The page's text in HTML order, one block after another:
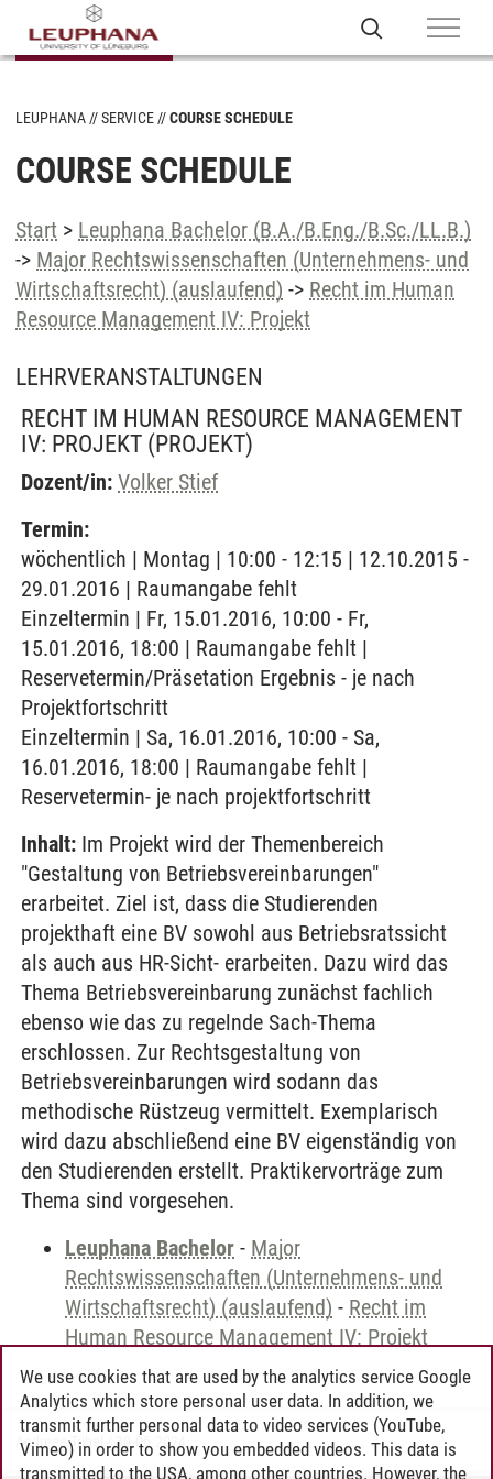
LEUPHANA SERVICE COURSE SCHEDULE
COURSE SCHEDULE
Start > Leuphana Bachelor (B.A./B.Eng./B.Sc./LL.B.)
-> Major Rechtswissenschaften (Unternehmens- und
Wirtschaftsrecht) (auslaufend) -> Recht im Human
Resource Management IV: Projekt
LEHRVERANSTALTUNGEN
RECHT IM HUMAN RESOURCE MANAGEMENT
IV: PROJEKT (PROJEKT)
Dozent/in: Volker Stief
Termin:
wöchentlich | Montag | 10:00 - 12:15 | 12.10.2015 -
29.01.2016 | Raumangabe fehlt
Einzeltermin | Fr, 15.01.2016, 10:00 - Fr,
15.01.2016, 18:00 | Raumangabe fehlt |
Reservetermin/Präsetation Ergebnis - je nach
Projektfortschritt
Einzeltermin | Sa, 16.01.2016, 10:00 - Sa,
16.01.2016, 18:00 | Raumangabe fehlt |
Reservetermin- je nach projektfortschritt
Inhalt: Im Projekt wird der Themenbereich
"Gestaltung von Betriebsvereinbarungen"
erarbeitet. Ziel ist, dass die Studierenden
projekthaft eine BV sowohl aus Betriebsratssicht
als auch aus HR-Sicht- erarbeiten. Dazu wird das
Thema Betriebsvereinbarung zunächst fachlich
ebenso wie das zu regelnde Sach-Thema
erschlossen. Zur Rechtsgestaltung von
Betriebsvereinbarungen wird sodann das
methodische Rüstzeug vermittelt. Exemplarisch
wird dazu abschließend eine BV eigenständig von
den Studierenden erstellt. Praktikervorträge zum
Thema sind vorgesehen.
Leuphana Bachelor - Major
Rechtswissenschaften (Unternehmens- und
Wirtschaftsrecht) (auslaufend) - Recht im
Human Resource Management IV: Projekt
Andreea Tribel 30.06.2024
We use cookies that are used by the analytics service Google
Analytics which store personal user data. In addition, we
transmit further personal data to video services (YouTube,
Vimeo) in order to show you embedded videos. This data is
transmitted to the USA, among other countries. However, the